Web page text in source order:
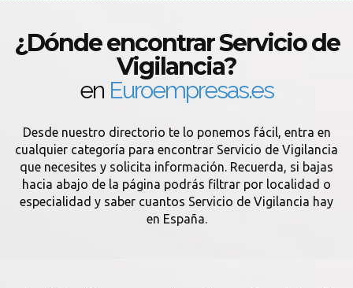
¿Dónde encontrar Servicio de
Vigilancia?
en Euroempresas.es
Desde nuestro directorio te lo ponemos fácil, entra en
cualquier categoría para encontrar Servicio de Vigilancia
que necesites y solicita información. Recuerda, si bajas
hacia abajo de la página podrás filtrar por localidad o
especialidad y saber cuantos Servicio de Vigilancia hay
en España.